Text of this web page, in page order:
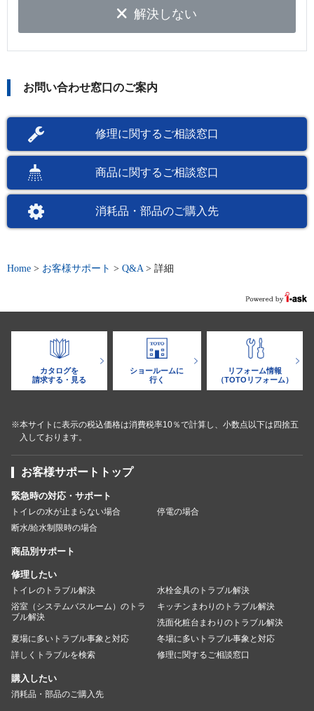
解決しない
お問い合わせ窓口のご案内
修理に関するご相談窓口
商品に関するご相談窓口
消耗品・部品のご購入先
Home > お客様サポート > Q&A > 詳細
カタログを
請求する・見る
ショールームに
行く
リフォーム情報
（TOTOリフォーム）
※本サイトに表示の税込価格は消費税率10％で計算し、小数点以下は四捨五
入しております。
お客様サポートトップ
緊急時の対応・サポート
トイレの水が止まらない場合
停電の場合
断水/給水制限時の場合
商品別サポート
修理したい
トイレのトラブル解決
水栓金具のトラブル解決
浴室（システムバスルーム）のトラ
ブル解決
キッチンまわりのトラブル解決
洗面化粧台まわりのトラブル解決
夏場に多いトラブル事象と対応
冬場に多いトラブル事象と対応
詳しくトラブルを検索
修理に関するご相談窓口
購入したい
消耗品・部品のご購入先